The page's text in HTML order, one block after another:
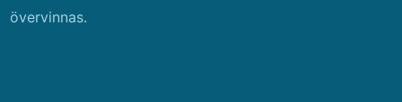
övervinnas.